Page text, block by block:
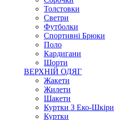
Толстовки
Светри
Футболки
Спортивні Брюки
Поло
Кардигани
Шорти
ВЕРХНІЙ ОДЯГ
Жакети
Жилети
Шакети
Куртки З Еко-Шкіри
Куртки